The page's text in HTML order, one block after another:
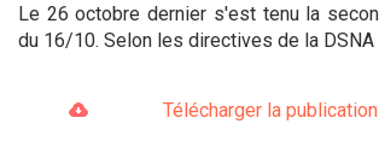
Le 26 octobre dernier s'est tenu la
du 16/10. Selon les directives de la DSNA
Télécharger la publication